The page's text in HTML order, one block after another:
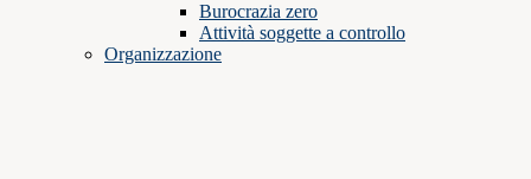
Burocrazia zero
Attività soggette a controllo
Organizzazione